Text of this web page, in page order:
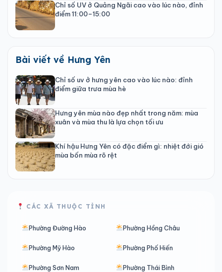
Chỉ số UV ở Quảng Ngãi cao vào lúc nào, đỉnh
điểm 11:00–15:00
Bài viết về Hưng Yên
Chỉ số uv ở hưng yên cao vào lúc nào: đỉnh
điểm giữa trưa mùa hè
Hưng yên mùa nào đẹp nhất trong năm: mùa
xuân và mùa thu là lựa chọn tối ưu
Khí hậu Hưng Yên có đặc điểm gì: nhiệt đới gió
mùa bốn mùa rõ rệt
CÁC XÃ THUỘC TỈNH
Phường Đường Hào Phường Hồng Châu
Phường Mỹ Hào Phường Phố Hiến
Phường Sơn Nam Phường Thái Bình